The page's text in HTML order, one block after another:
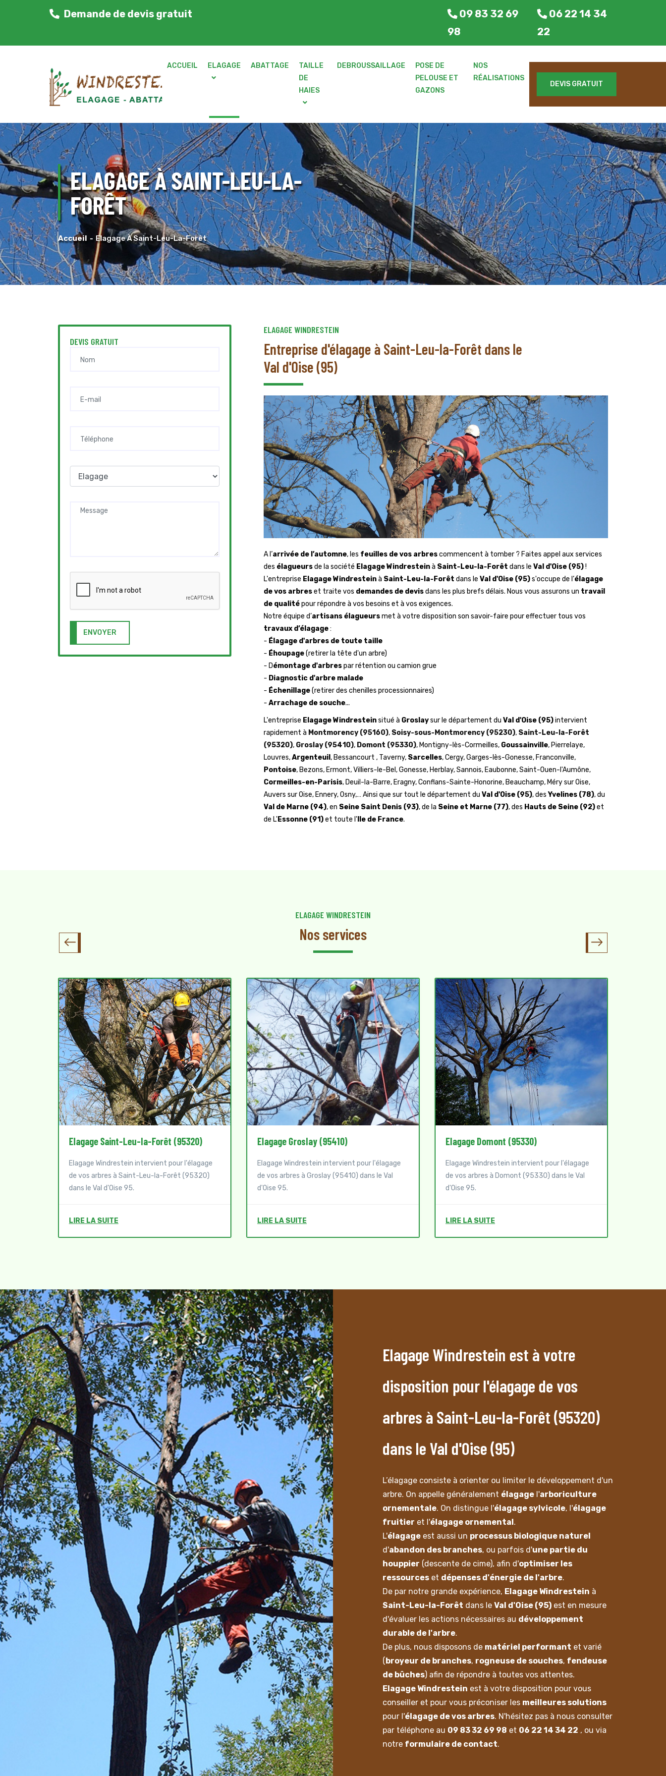
Demande de devis gratuit
09 83 32 69
98
06 22 14 34
22
ACCUEIL ELAGAGE ABATTAGE
TAILLE
DE
HAIES
DEBROUSSAILLAGE
POSE DE
PELOUSE ET
GAZONS
NOS
RÉALISATIONS
DEVIS GRATUIT
ELAGAGE À SAINT-LEU-LA-
FORÊT
Accueil Elagage À Saint-Leu-La-Forêt
DEVIS GRATUIT
ENVOYER
ELAGAGE WINDRESTEIN
Entreprise d'élagage à Saint-Leu-la-Forêt dans le
Val d'Oise (95)
A l’arrivée de l’automne, les feuilles de vos arbrescommencent à tomber ? Faites appel aux services
des élagueursde la société Elagage Windresteinà Saint-Leu-la-Forêt dans le Val d'Oise (95)!
L'entreprise Elagage Windresteinà Saint-Leu-la-Forêt dans le Val d'Oise (95)s'occupe de l’élagage
de vos arbreset traite vos demandes de devisdans les plus brefs délais. Nous vous assurons un travail
de qualitépour répondre à vos besoins et à vos exigences.
Notre équipe d’artisans élagueursmet à votre disposition son savoir-faire pour effectuer tous vos
travaux d’élagage:
- Élagage d'arbres de toute taille
- Éhoupage(retirer la tête d'un arbre)
- Démontage d'arbrespar rétention ou camion grue
- Diagnostic d'arbre malade
- Échenillage(retirer des chenilles processionnaires)
- Arrachage de souche...
L'entreprise Elagage Windresteinsitué à Groslaysur le département du Val d'Oise (95)intervient
rapidement à Montmorency (95160), Soisy-sous-Montmorency (95230), Saint-Leu-la-Forêt
(95320), Groslay (95410), Domont (95330), Montigny-lès-Cormeilles, Goussainville, Pierrelaye,
Louvres,Argenteuil , Bessancourt , Taverny, Sarcelles, Cergy, Garges-lès-Gonesse, Franconville,
Pontoise, Bezons, Ermont, Villiers-le-Bel, Gonesse, Herblay, Sannois, Eaubonne, Saint-Ouen-l'Aumône,
Cormeilles-en-Parisis, Deuil-la-Barre, Eragny, Conflans-Sainte-Honorine, Beauchamp, Méry sur Oise,
Auvers sur Oise, Ennery, Osny,… Ainsi que sur tout le département du Val d'Oise (95), desYvelines (78), du
Val de Marne (94), en Seine Saint Denis (93), de la Seine et Marne (77), des Hauts de Seine (92)et
de L'Essonne (91)et toute l' Ile de France.
ELAGAGE WINDRESTEIN
Nos services
Elagage Saint-Leu-la-Forêt (95320)
Elagage Windrestein intervient pour l'élagage
de vos arbres à Saint-Leu-la-Forêt (95320)
dans le Val d'Oise 95.
LIRE LA SUITE
Elagage Groslay (95410)
Elagage Windrestein intervient pour l'élagage
de vos arbres à Groslay (95410) dans le Val
d'Oise 95.
LIRE LA SUITE
Elagage Domont (95330)
Elagage Windrestein intervient pour l'élagage
de vos arbres à Domont (95330) dans le Val
d'Oise 95.
LIRE LA SUITE
Elagage Windrestein est à votre
disposition pour l'élagage de vos
arbres à Saint-Leu-la-Forêt (95320)
dans le Val d'Oise (95)
L’élagage consiste à orienter ou limiter le développement d'un
arbre. On appelle généralement élagage l'arboriculture
ornementale. On distingue l'élagage sylvicole, l'élagage
fruitier et l'élagage ornemental .
L'élagage est aussi un processus biologique naturel
d'abandon des branches, ou parfois d'une partie du
houppier (descente de cime), afin d'optimiser les
ressources et dépenses d'énergie de l'arbre.
De par notre grande expérience, Elagage Windrestein à
Saint-Leu-la-Forêt dans le Val d'Oise (95) est en mesure
d'évaluer les actions nécessaires au développement
durable de l'arbre.
De plus, nous disposons de matériel performant et varié
( broyeur de branches, rogneuse de souches, fendeuse
de bûches) afin de répondre à toutes vos attentes.
Elagage Windrestein est à votre disposition pour vous
conseiller et pour vous préconiser les meilleures solutions
pour l'élagage de vos arbres. N'hésitez pas à nous consulter
par téléphone au 09 83 32 69 98 et 06 22 14 34 22 , ou via
notre formulaire de contact.